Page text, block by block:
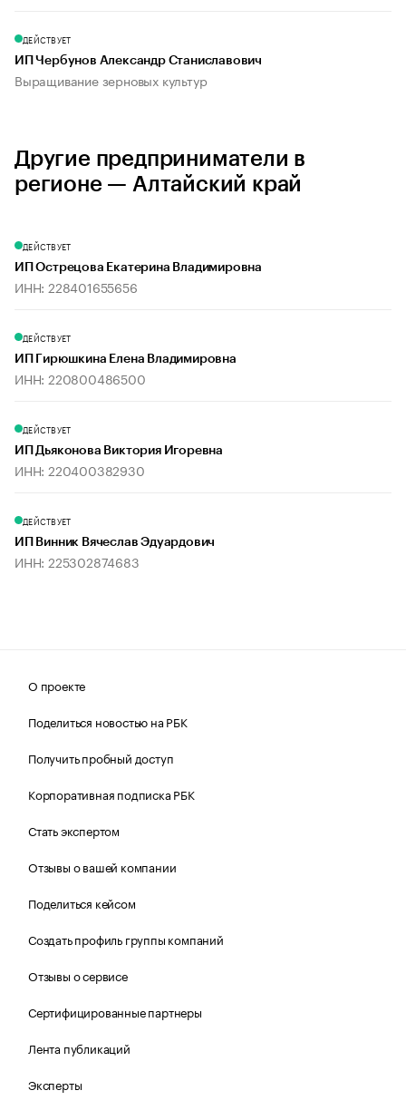
ДЕЙСТВУЕТ
ИП Чербунов Александр Станиславович
Выращивание зерновых культур
Другие предприниматели в
регионе — Алтайский край
ДЕЙСТВУЕТ
ИП Острецова Екатерина Владимировна
ИНН: 228401655656
ДЕЙСТВУЕТ
ИП Гирюшкина Елена Владимировна
ИНН: 220800486500
ДЕЙСТВУЕТ
ИП Дьяконова Виктория Игоревна
ИНН: 220400382930
ДЕЙСТВУЕТ
ИП Винник Вячеслав Эдуардович
ИНН: 225302874683
О проекте
Поделиться новостью на РБК
Получить пробный доступ
Корпоративная подписка РБК
Стать экспертом
Отзывы о вашей компании
Поделиться кейсом
Создать профиль группы компаний
Отзывы о сервисе
Сертифицированные партнеры
Лента публикаций
Эксперты